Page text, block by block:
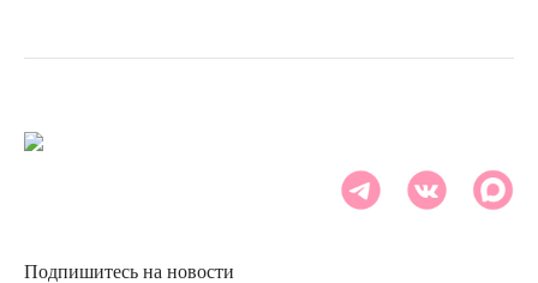
Подпишитесь на новости